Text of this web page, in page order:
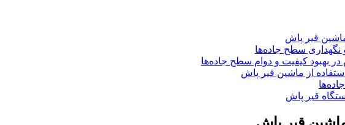
قیر پاش
سطح جاده‌ها
بهبود کیفیت و دوام سطح جاده‌ها
از ماشین قیر پاش
قیر پاش